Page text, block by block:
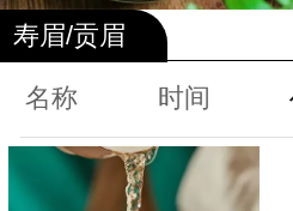
寿眉/贡眉
名称 时间